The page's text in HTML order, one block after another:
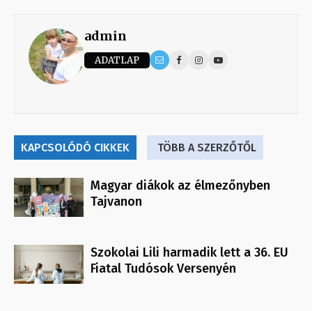
admin
ADATLAP
KAPCSOLÓDÓ CIKKEK TÖBB A SZERZŐTŐL
Magyar diákok az élmezőnyben
Tajvanon
Szokolai Lili harmadik lett a 36. EU
Fiatal Tudósok Versenyén